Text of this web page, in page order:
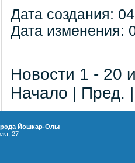
Дата создания:
Дата изменения:
Новости 1 - 20
Начало | Пред.
Йошкар-Олы
27